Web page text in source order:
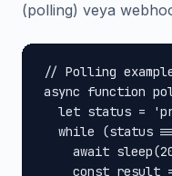
(polling) veya
// Polling
async function
let status =
while (status
await
const result